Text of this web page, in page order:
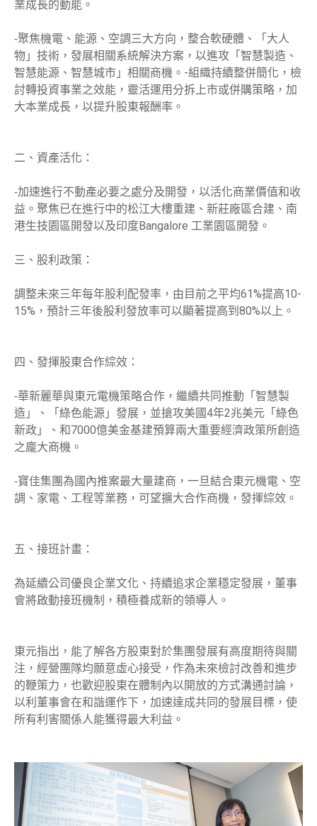
業成長的動能。
⁃聚焦機電、能源、空調三大方向，整合軟硬體、「大人
物」技術，發展相關系統解決方案，以進攻「智慧製造、
智慧能源、智慧城市」相關商機。-組織持續整併簡化，檢
討轉投資事業之效能，靈活運用分拆上市或併購策略，加
大本業成長，以提升股東報酬率。
二、資產活化：
⁃加速進行不動產必要之處分及開發，以活化商業價值和收
益。聚焦已在進行中的松江大樓重建、新莊廠區合建、南
港生技園區開發以及印度Bangalore 工業園區開發。
三、股利政策：
調整未來三年每年股利配發率，由目前之平均61%提高10-
15%，預計三年後股利發放率可以顯著提高到80%以上。
四、發揮股東合作綜效：
⁃華新麗華與東元電機策略合作，繼續共同推動「智慧製
造」、「綠色能源」發展，並搶攻美國4年2兆美元「綠色
新政」、和7000億美金基建預算兩大重要經濟政策所創造
之龐大商機。
⁃寶佳集團為國內推案最大量建商，一旦結合東元機電、空
調、家電、工程等業務，可望擴大合作商機，發揮綜效。
五、接班計畫：
為延續公司優良企業文化、持續追求企業穩定發展，董事
會將啟動接班機制，積極養成新的領導人。
東元指出，能了解各方股東對於集團發展有高度期待與關
注，經營團隊均願意虛心接受，作為未來檢討改善和進步
的鞭策力，也歡迎股東在體制內以開放的方式溝通討論，
以利董事會在和諧運作下，加速達成共同的發展目標，使
所有利害關係人能獲得最大利益。